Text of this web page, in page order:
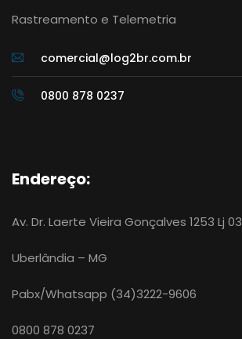
Rastreamento e Telemetria
comercial@log2br.com.br
0800 878 0237
Endereço:
Av. Dr. Laerte Vieira Gonçalves 1253 Lj 03
Uberlândia – MG
Pabx/Whatsapp (34)3222-9606
0800 878 0237